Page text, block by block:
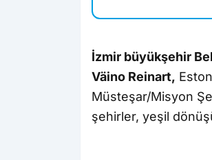
İzmir büyükşehir
Väino Reinart,
Müsteşar/Misyon
şehirler, yeşil